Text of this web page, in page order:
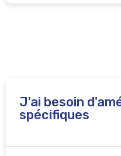
J'ai besoin
spécifiques